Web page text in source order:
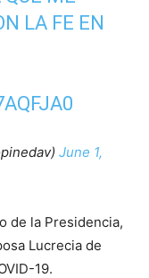
LA FE EN
June 1,
de la Presidencia,
Lucrecia de
19.